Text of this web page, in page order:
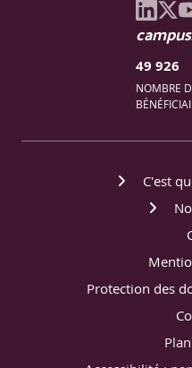
49 926
NOMBRE
C'est
Protection des